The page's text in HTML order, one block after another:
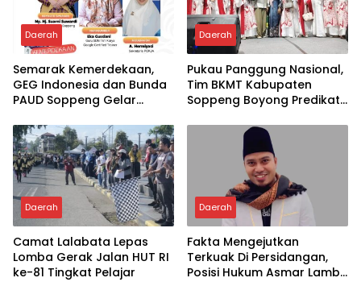
Daerah
Semarak Kemerdekaan,
GEG Indonesia dan Bunda
PAUD Soppeng Gelar
Daerah
Pukau Panggung Nasional,
Tim BKMT Kabupaten
Soppeng Boyong Predikat
Daerah
Camat Lalabata Lepas
Lomba Gerak Jalan HUT RI
ke-81 Tingkat Pelajar
Daerah
Fakta Mengejutkan
Terkuak Di Persidangan,
Posisi Hukum Asmar Lambo